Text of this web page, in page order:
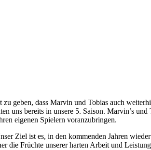
zu geben, dass Marvin und Tobias auch
uns bereits in unsere 5. Saison. Marvin’s
eigenen Spielern voranzubringen.
Ziel ist es, in den kommenden Jahren
die Früchte unserer harten Arbeit und